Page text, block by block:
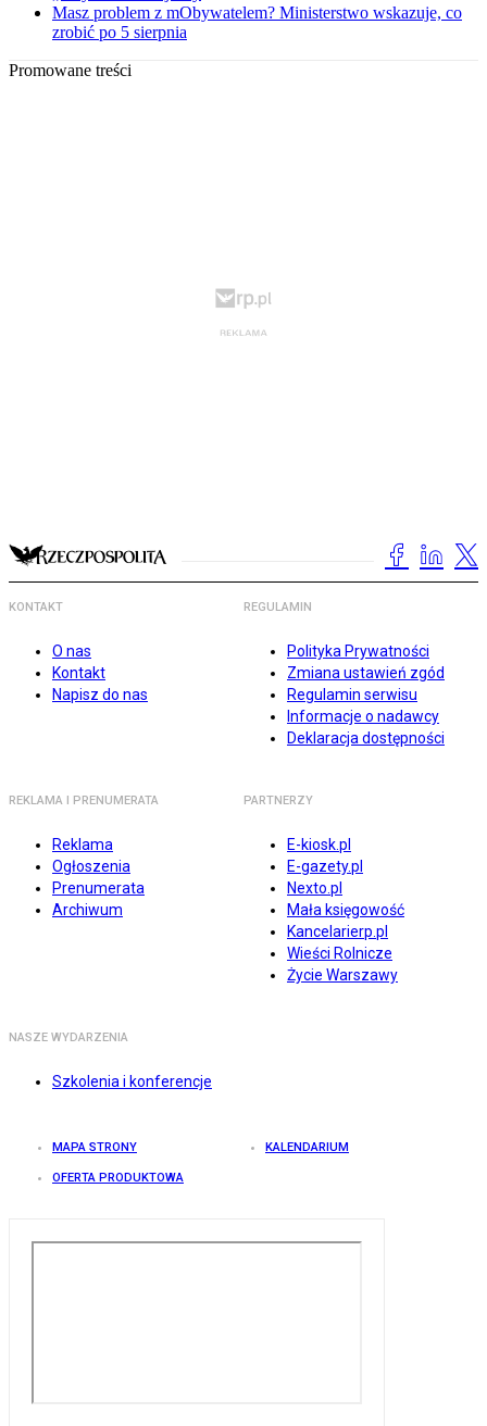
Masz problem z mObywatelem? Ministerstwo wskazuje, co
zrobić po 5 sierpnia
Promowane treści
KONTAKT
O nas
Kontakt
Napisz do nas
REGULAMIN
Polityka Prywatności
Zmiana ustawień zgód
Regulamin serwisu
Informacje o nadawcy
Deklaracja dostępności
REKLAMA I PRENUMERATA
Reklama
Ogłoszenia
Prenumerata
Archiwum
PARTNERZY
E-kiosk.pl
E-gazety.pl
Nexto.pl
Mała księgowość
Kancelarierp.pl
Wieści Rolnicze
Życie Warszawy
NASZE WYDARZENIA
Szkolenia i konferencje
MAPA STRONY KALENDARIUM
OFERTA PRODUKTOWA